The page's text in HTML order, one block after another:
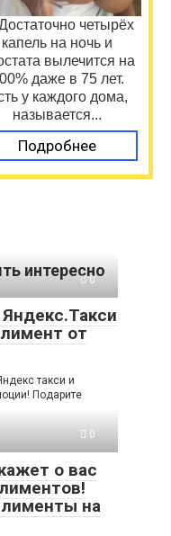
четырёх
капель на ночь и
вылечится на
даже в 75 лет.
у каждого дома,
называется...
Подробнее
интересно
0
от
такси и
Подарите
0
о вас
на